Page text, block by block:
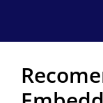
isi